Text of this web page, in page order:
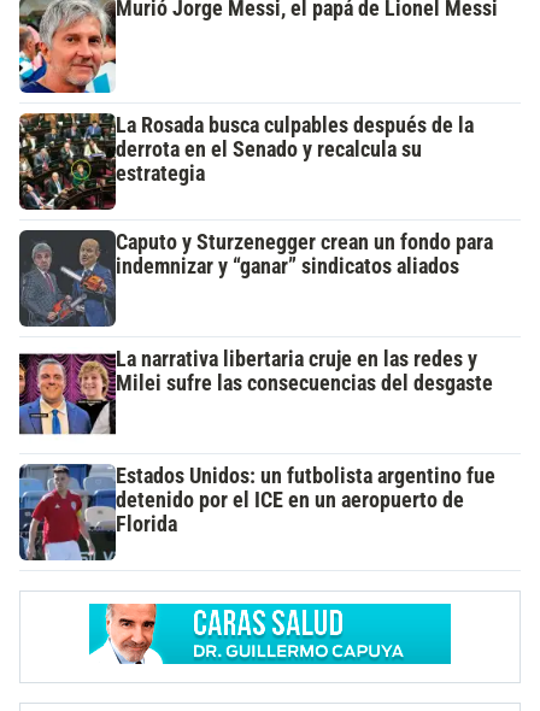
Murió Jorge Messi, el papá de Lionel Messi
La Rosada busca culpables después de la
derrota en el Senado y recalcula su
estrategia
Caputo y Sturzenegger crean un fondo para
indemnizar y “ganar” sindicatos aliados
La narrativa libertaria cruje en las redes y
Milei sufre las consecuencias del desgaste
Estados Unidos: un futbolista argentino fue
detenido por el ICE en un aeropuerto de
Florida